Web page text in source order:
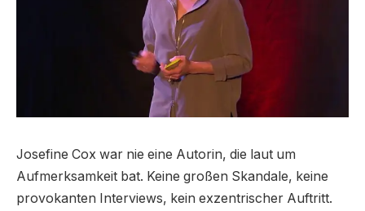
Josefine Cox war nie eine Autorin, die laut um
Aufmerksamkeit bat. Keine großen Skandale, keine
provokanten Interviews, kein exzentrischer Auftritt.